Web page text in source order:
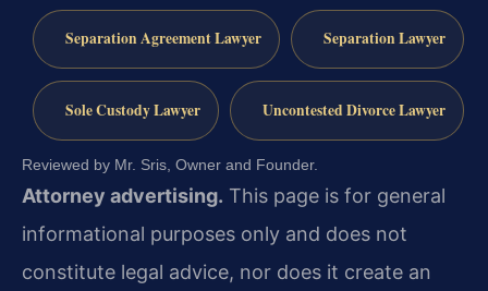
Separation Agreement Lawyer Separation Lawyer
Sole Custody Lawyer Uncontested Divorce Lawyer
Reviewed by Mr. Sris, Owner and Founder.
Attorney advertising. This page is for general
informational purposes only and does not
constitute legal advice, nor does it create an